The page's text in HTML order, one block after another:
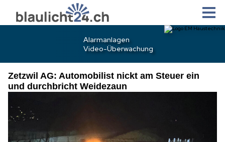
Zetzwil AG: Automobilist nickt am Steuer ein
und durchbricht Weidezaun